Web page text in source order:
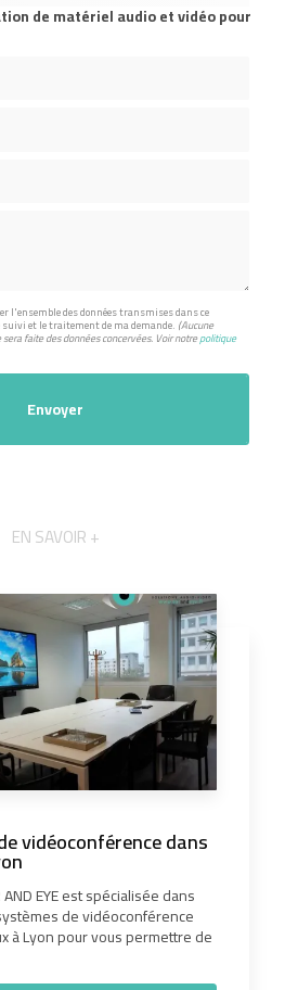
de matériel audio et vidéo pour
l'ensemble des données transmises dans ce
et le traitement de ma demande. (Aucune
faite des données concervées. Voir notrepolitique
EN SAVOIR +
vidéoconférence dans
EYE est spécialisée dans
de vidéoconférence
à Lyon pour vous permettre de